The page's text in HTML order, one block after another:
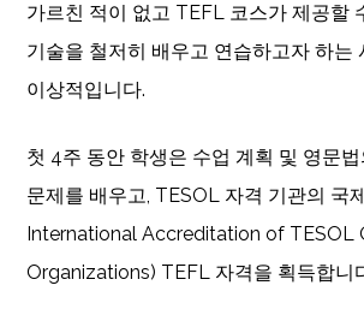
가르친 적이 없고 TEFL 코스가 제공할
기술을 철저히 배우고 연습하고자 하는
이상적입니다.
첫 4주 동안 학생은 수업 계획 및 영문
문제를 배우고, TESOL 자격 기관의 국
International Accreditation of TESOL
Organizations) TEFL 자격을 획득합니